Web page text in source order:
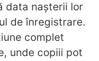
data nașterii lor
de înregistrare.
complet
unde copiii pot